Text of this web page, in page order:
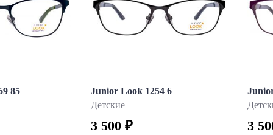
85
Junior Look 1254 6
Детские
3 500 ₽ 3